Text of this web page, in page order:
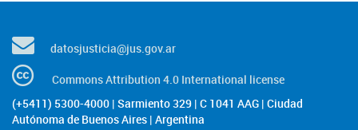
datosjusticia@jus.gov.ar
Commons Attribution 4.0 International license
(+5411) 5300-4000 | Sarmiento 329 | C 1041 AAG | Ciudad
Autónoma de Buenos Aires | Argentina